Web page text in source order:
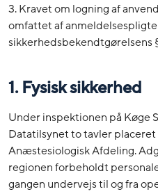
3. Kravet om logning af
omfattet af
sikkerhedsbekendtgørelsens §
1. Fysisk sikkerhed
Under inspektionen på Køge
Datatilsynet to tavler
Anæstesiologisk Afdeling.
regionen forbeholdt
gangen undervejs til og fra